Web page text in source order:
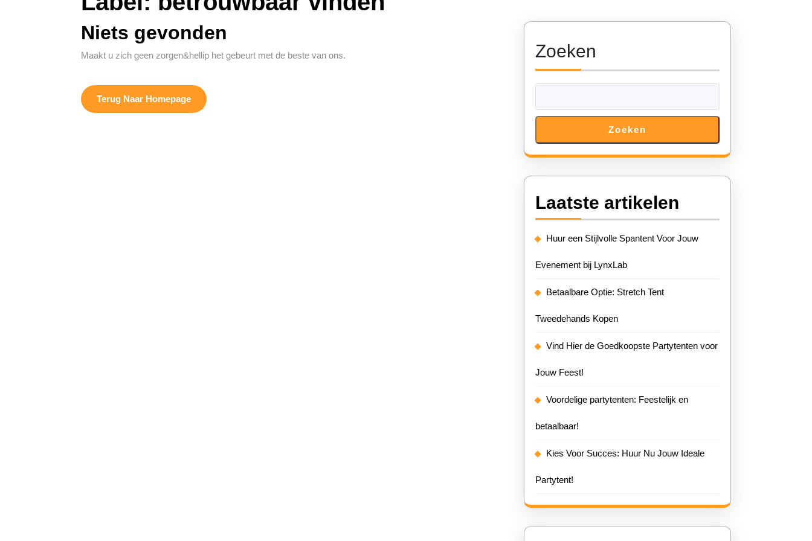
Niets gevonden
Maakt u zich geen zorgen&hellip het gebeurt met de beste van ons.
Terug Naar HomepageTerug
Naar
Zoeken
Zoeken
Laatste artikelen
Huur een Stijlvolle Spantent Voor Jouw
Evenement bij LynxLab
Betaalbare Optie: Stretch Tent
Tweedehands Kopen
Vind Hier de Goedkoopste Partytenten voor
Jouw Feest!
Voordelige partytenten: Feestelijk en
betaalbaar!
Kies Voor Succes: Huur Nu Jouw Ideale
Partytent!